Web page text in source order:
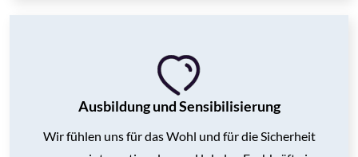
Ausbildung und Sensibilisierung
Wir fühlen uns für das Wohl und für die Sicherheit